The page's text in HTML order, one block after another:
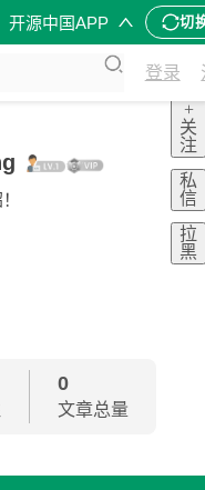
开源中国APP 切
登录
+
关
注
私
信
拉
黑
0
文章总量